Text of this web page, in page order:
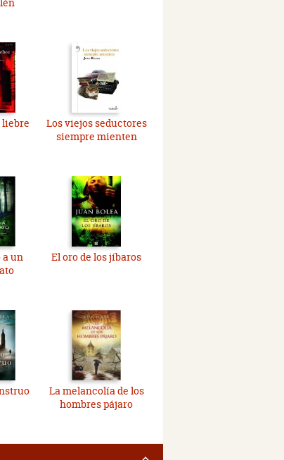
liebre
Los viejos seductores
siempre mienten
a un
El oro de los jíbaros
La melancolía de los
hombres pájaro